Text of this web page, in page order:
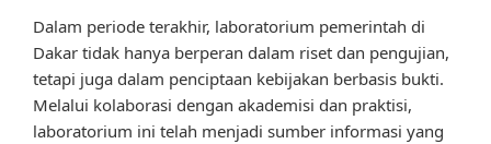
Dalam periode terakhir, laboratorium pemerintah di
Dakar tidak hanya berperan dalam riset dan pengujian,
tetapi juga dalam penciptaan kebijakan berbasis bukti.
Melalui kolaborasi dengan akademisi dan praktisi,
laboratorium ini telah menjadi sumber informasi yang